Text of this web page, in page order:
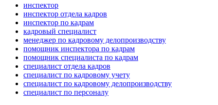
инспектор
инспектор отдела кадров
инспектор по кадрам
кадровый специалист
менеджер по кадровому делопроизводству
помощник инспектора по кадрам
помощник специалиста по кадрам
специалист отдела кадров
специалист по кадровому учету
специалист по кадровому делопроизводству
специалист по персоналу